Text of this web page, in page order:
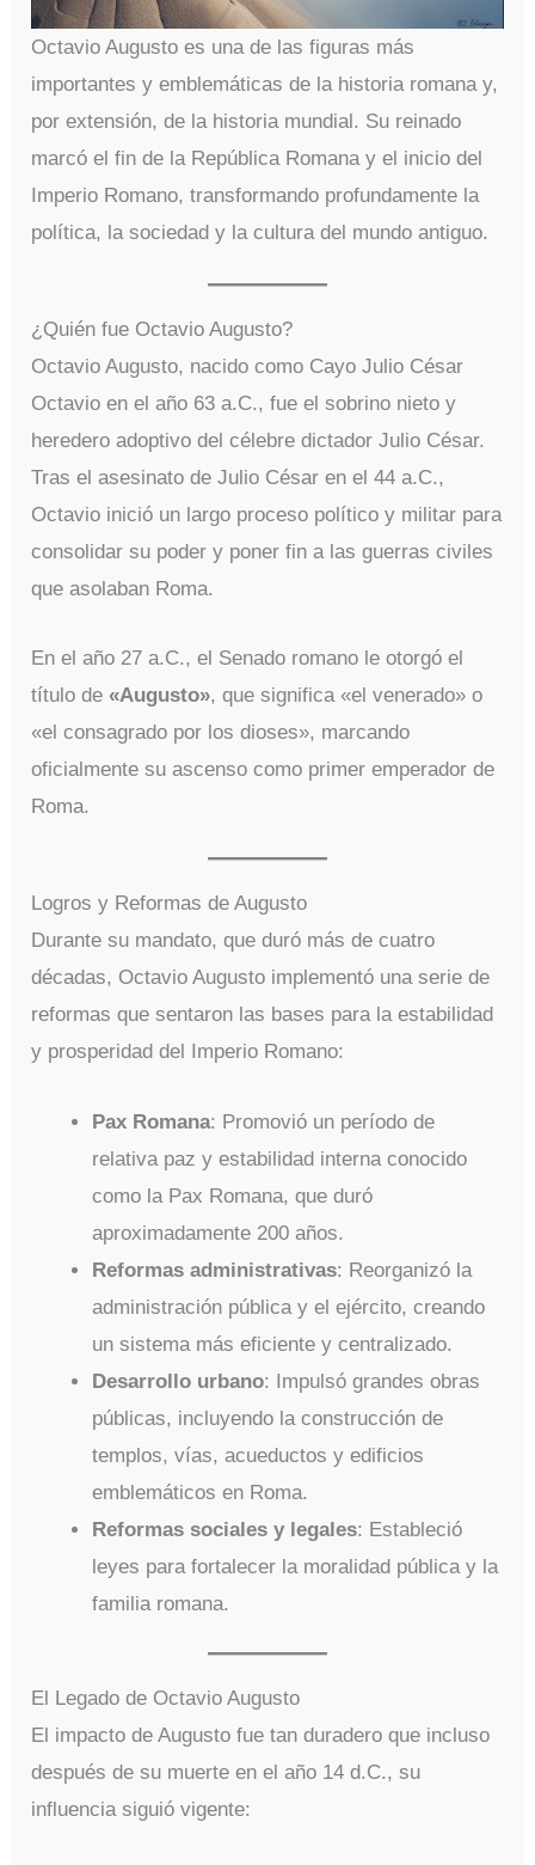
Octavio Augusto es una de las figuras más
importantes y emblemáticas de la historia romana y,
por extensión, de la historia mundial. Su reinado
marcó el fin de la República Romana y el inicio del
Imperio Romano, transformando profundamente la
política, la sociedad y la cultura del mundo antiguo.
¿Quién fue Octavio Augusto?
Octavio Augusto, nacido como Cayo Julio César
Octavio en el año 63 a.C., fue el sobrino nieto y
heredero adoptivo del célebre dictador Julio César.
Tras el asesinato de Julio César en el 44 a.C.,
Octavio inició un largo proceso político y militar para
consolidar su poder y poner fin a las guerras civiles
que asolaban Roma.
En el año 27 a.C., el Senado romano le otorgó el
título de«Augusto», que significa «el venerado» o
«el consagrado por los dioses», marcando
oficialmente su ascenso como primer emperador de
Roma.
Logros y Reformas de Augusto
Durante su mandato, que duró más de cuatro
décadas, Octavio Augusto implementó una serie de
reformas que sentaron las bases para la estabilidad
y prosperidad del Imperio Romano:
Pax Romana: Promovió un período de
relativa paz y estabilidad interna conocido
como la Pax Romana, que duró
aproximadamente 200 años.
Reformas administrativas: Reorganizó la
administración pública y el ejército, creando
un sistema más eficiente y centralizado.
Desarrollo urbano: Impulsó grandes obras
públicas, incluyendo la construcción de
templos, vías, acueductos y edificios
emblemáticos en Roma.
Reformas sociales y legales: Estableció
leyes para fortalecer la moralidad pública y la
familia romana.
El Legado de Octavio Augusto
El impacto de Augusto fue tan duradero que incluso
después de su muerte en el año 14 d.C., su
influencia siguió vigente: